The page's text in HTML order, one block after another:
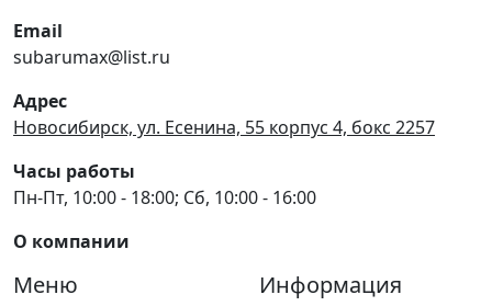
Email
subarumax@list.ru
Адрес
Новосибирск, ул. Есенина, 55 корпус 4, бокс 2257
Часы работы
Пн-Пт, 10:00 - 18:00; Сб, 10:00 - 16:00
О компании
Меню Информация